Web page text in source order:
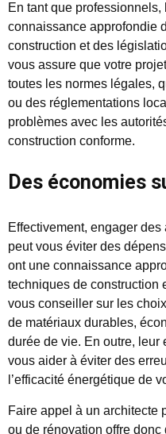
En tant que
connaissance approfondie
construction et des
vous assure que votre
toutes les normes légales,
ou des réglementations
problèmes avec les
construction conforme.
Des économies
Effectivement, engager
peut vous éviter des
ont une connaissance
techniques de construction
vous conseiller sur les
de matériaux durables,
durée de vie. En outre, leur
vous aider à éviter des
l’efficacité énergétique de
Faire appel à un architecte
ou de rénovation offre